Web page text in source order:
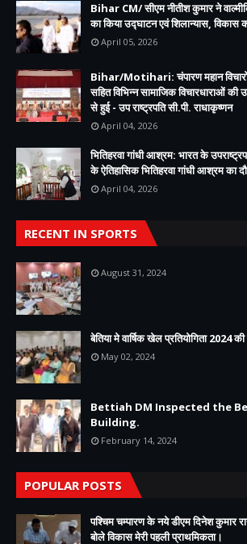
Bihar CM/ सीएम नीतीश कुमार ने
का किया उद्घाटन एवं शिलान्यास, विकास
April 05, 2026
Bihar/Motihari: चंपारण महान विचारों
सहित विभिन्न सामाजिक विचारधाराओं की
से हुई - उप राष्ट्रपति सी.पी. राधाकृष्णन
April 04, 2026
भितिहरवा गांधी आश्रम: भारत के
के ऐतिहासिक भितिहरवा गांधी आश्रम का
April 04, 2026
RECENT IN SPORTS
August 31, 2024
बेतिया मे वार्षिक खेल प्रतियोगिता 2024
May 02, 2024
Bettiah DM Inspected the
Building.
February 14, 2024
POPULAR POSTS
पश्चिम चम्पारण के नये डीएम दिनेश कुमार
बोले विकास मेरी पहली प्राथमिकता।